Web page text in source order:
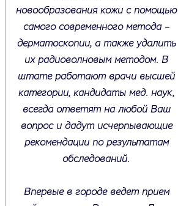
новообразования кожи с помощью
самого современного метода –
дерматоскопии, а также удалить
их радиоволновым методом. В
штате работают врачи высшей
категории, кандидаты мед. наук,
всегда ответят на любой Ваш
вопрос и дадут исчерпывающие
рекомендации по результатам
обследований.
Впервые в городе ведет прием